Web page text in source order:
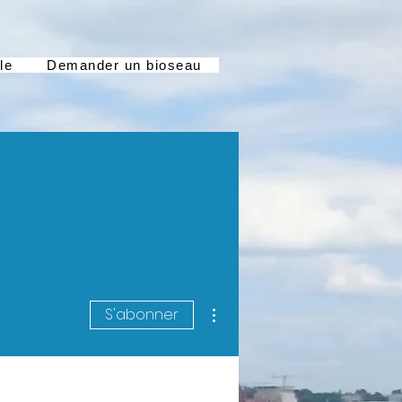
Demander un bioseau
S'abonner